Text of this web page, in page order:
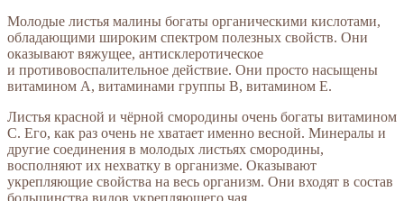
Молодые листья малины богаты органическими кислотами,
обладающими широким спектром полезных свойств. Они
оказывают вяжущее, антисклеротическое
и противовоспалительное действие. Они просто насыщены
витамином А, витаминами группы В, витамином Е.
Листья красной и чёрной смородины очень богаты витамином
С. Его, как раз очень не хватает именно весной. Минералы и
другие соединения в молодых листьях смородины,
восполняют их нехватку в организме. Оказывают
укрепляющие свойства на весь организм. Они входят в состав
большинства видов укрепляющего чая.